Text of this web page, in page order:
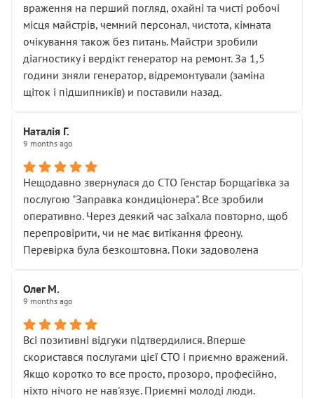
враження на перший погляд, охайні та чисті робочі
місця майстрів, чемний персонал, чистота, кімната
очікування також без питань. Майстри зробили
діагностику і вердікт генератор на ремонт. За 1,5
години зняли генератор, відремонтували (заміна
щіток і підшипників) и поставили назад.
Наталія Г.
9 months ago
Нещодавно звернулася до СТО Генстар Борщагівка за
послугою "Заправка кондиціонера". Все зробили
оперативно. Через деякий час заїхала повторно, щоб
перепровірити, чи не має витікання фреону.
Перевірка була безкоштовна. Поки задоволена
Олег М.
9 months ago
Всі позитивні відгуки підтвердилися. Вперше
скористався послугами цієї СТО і приємно вражений.
Якщо коротко то все просто, прозоро, професійно,
ніхто нічого не нав'язує. Приємні молоді люди.